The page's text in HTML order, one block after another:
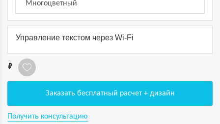
Многоцветный
Управление текстом через Wi-Fi
1
Заказать бесплатный расчет + дизайн
Получить консультацию